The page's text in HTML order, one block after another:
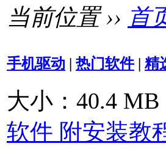
当前位置 ›› 首
手机驱动 | 热门软件| 精
大小：40.4 MB
软件 附安装教